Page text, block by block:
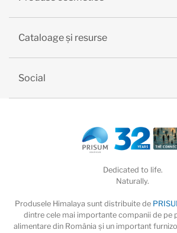
Cataloage și resurse
Social
Dedicated to life.
Naturally.
Produsele Himalaya sunt distribuite de
dintre cele mai importante companii de pe
alimentare din România și un important